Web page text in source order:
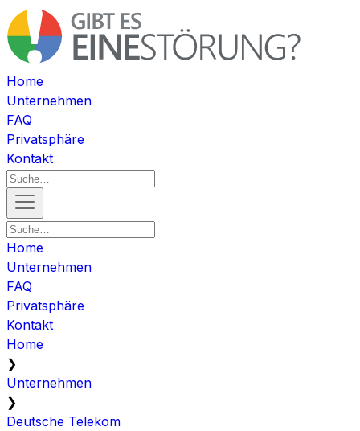
Home
Unternehmen
FAQ
Privatsphäre
Kontakt
Home
Unternehmen
FAQ
Privatsphäre
Kontakt
Home
❯
Unternehmen
❯
Deutsche Telekom